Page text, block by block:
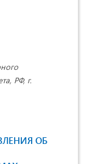
РФ, г.
ОБ